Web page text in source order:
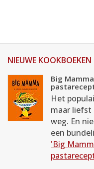
NIEUWE KOOKBOEKEN
Big
Het
maar liefst
weg. En
een
'Big